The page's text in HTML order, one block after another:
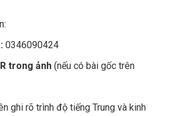
0346090424
trong ảnh (nếu có bài gốc trên
ghi rõ trình độ tiếng Trung và kinh